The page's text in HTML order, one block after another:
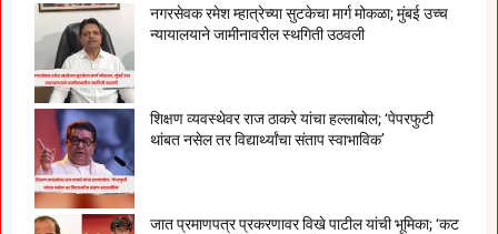
नगरसेवक रमेश म्हात्रेच्या सुटकेचा मार्ग मोकळा; मुंबई उच्च
न्यायालयाने जामीनावरील स्थगिती उठवली
शिक्षण व्यवस्थेवर राज ठाकरे यांचा हल्लाबोल; ‘पेपरफुटी
थांबत नसेल तर विद्यार्थ्यांचा संताप स्वाभाविक’
जात प्रमाणपत्र प्रकरणावर विखे पाटील यांची भूमिका; ‘कट